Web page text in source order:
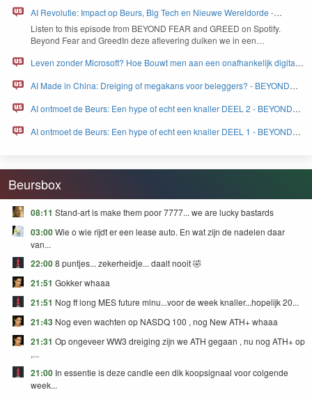
AI Revolutie: Impact op Beurs, Big Tech en Nieuwe Wereldorde -
BEYOND FEAR and GREED
Lis­ten to this episode from BEYOND FEAR and GREED on Spo­ti­fy.
Beyond Fear and Greed­In deze aflev­er­ing duiken we in een…
Leven zonder Microsoft? Hoe Bouwt men aan een onafhankelijk digitaal
AI Made in China: Dreiging of megakans voor beleggers? - BEYOND
AI ontmoet de Beurs: Een hype of echt een knaller DEEL 2 - BEYOND
AI ontmoet de Beurs: Een hype of echt een knaller DEEL 1 - BEYOND
Beursbox
08:11 Stand-art is make them poor 7777... we are lucky bastards
03:00Wie o wie rijdt er een lease auto. En wat zijn de nadelen daar
van...
22:008 puntjes... zekerheidje... daalt nooit 🤣
21:51 Gokker whaaa
21:51 Nog ff long MES future mlnu...voor de week knaller...hopelijk 20...
21:43 Nog even wachten op NASDQ 100 , nog New ATH+ whaaa
21:31 Op ongeveer WW3 dreiging zijn we ATH gegaan , nu nog ATH+ op
,...
21:00 In essentie is deze candle een dik koopsignaal voor colgende
week...